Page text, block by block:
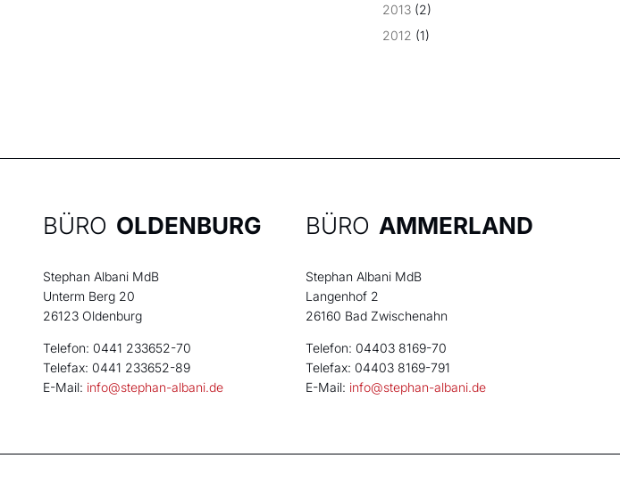
2013 (2)
2012 (1)
BÜRO OLDENBURG
Stephan Albani MdB
Unterm Berg 20
26123 Oldenburg
Telefon: 0441 233652-70
Telefax: 0441 233652-89
E-Mail: info@stephan-albani.de
BÜRO AMMERLAND
Stephan Albani MdB
Langenhof 2
26160 Bad Zwischenahn
Telefon: 04403 8169-70
Telefax: 04403 8169-791
E-Mail: info@stephan-albani.de